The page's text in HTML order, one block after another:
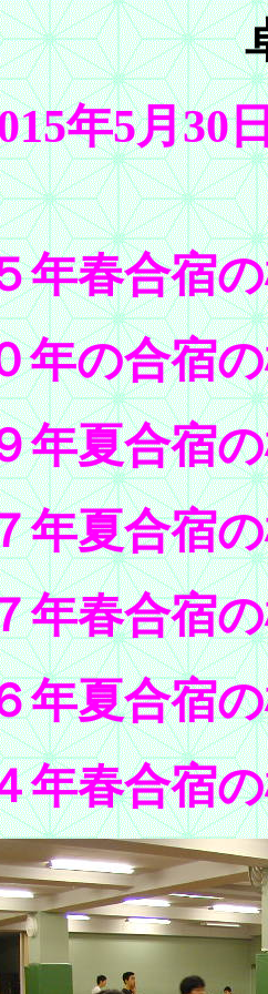
年5月30
年春合宿
年の合宿
年夏合宿
年夏合宿
年春合宿
年夏合宿
年春合宿